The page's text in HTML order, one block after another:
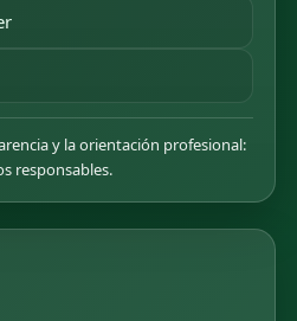
y la orientación profesional:
responsables.